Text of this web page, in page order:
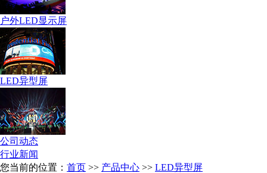
户外LED显示屏
LED异型屏
公司动态
行业新闻
您当前的位置： 首页 >> 产品中心 >> LED异型屏